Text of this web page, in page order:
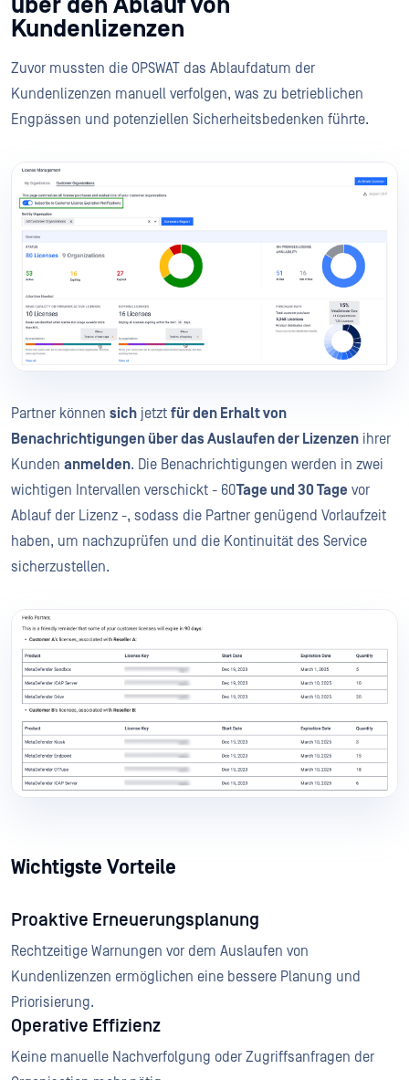
Kundenlizenzen
Zuvor mussten die OPSWAT das Ablaufdatum der
Kundenlizenzen manuell verfolgen, was zu betrieblichen
Engpässen und potenziellen Sicherheitsbedenken führte.
Partner können sich jetzt für den Erhalt von
Benachrichtigungen über das Auslaufen der Lizenzen ihrer
Kunden anmelden. Die Benachrichtigungen werden in zwei
wichtigen Intervallen verschickt - 60Tage und 30 Tage vor
Ablauf der Lizenz -, sodass die Partner genügend Vorlaufzeit
haben, um nachzuprüfen und die Kontinuität des Service
sicherzustellen.
Wichtigste Vorteile
Proaktive Erneuerungsplanung
Rechtzeitige Warnungen vor dem Auslaufen von
Kundenlizenzen ermöglichen eine bessere Planung und
Priorisierung.
Operative Effizienz
Keine manuelle Nachverfolgung oder Zugriffsanfragen der